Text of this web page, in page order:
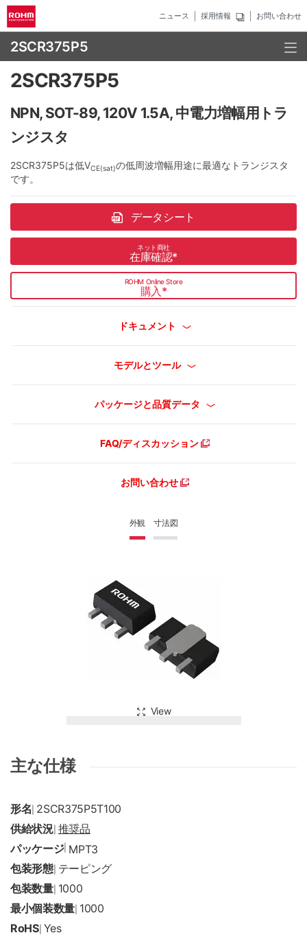
ニュース 採用情報 お問い合わせ
2SCR375P5
外観 寸法図
View
2SCR375P5
NPN, SOT-89, 120V 1.5A, 中電力増幅用トラ
ンジスタ
2SCR375P5は低VCE(sat)の低周波増幅用途に最適なトランジスタ
です。
データシート
ネット商社
在庫確認*
ROHM Online Store
購入*
ドキュメント
モデルとツール
パッケージと品質データ
FAQ/ディスカッション
お問い合わせ
主な仕様
形名 2SCR375P5T100
供給状況| 推奨品
パッケージ| MPT3
包装形態| テーピング
包装数量| 1000
最小個装数量 1000
RoHS| Yes